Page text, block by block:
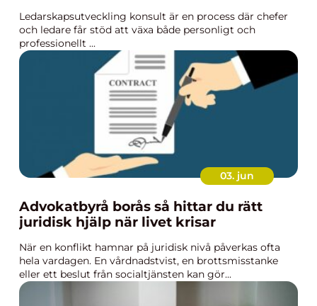
Ledarskapsutveckling konsult är en process där chefer
och ledare får stöd att växa både personligt och
professionellt ...
03. jun
Advokatbyrå borås så hittar du rätt
juridisk hjälp när livet krisar
När en konflikt hamnar på juridisk nivå påverkas ofta
hela vardagen. En vårdnadstvist, en brottsmisstanke
eller ett beslut från socialtjänsten kan gör...